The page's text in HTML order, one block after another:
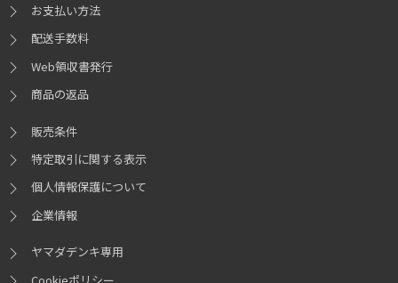
お支払い方法
配送手数料
Web領収書発行
商品の返品
販売条件
特定取引に関する表示
個人情報保護について
企業情報
ヤマダデンキ専用